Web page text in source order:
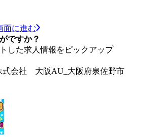
面に進む
ですか？
した求人情報をピックアップ
式会社 大阪AU_大阪府泉佐野市